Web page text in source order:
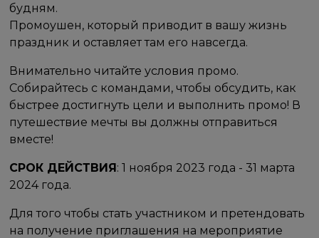
будням.
Промоушен, который приводит в вашу жизнь
праздник и оставляет там его навсегда.
Внимательно читайте условия промо.
Собирайтесь с командами, чтобы обсудить, как
быстрее достигнуть цели и выполнить промо! В
путешествие мечты вы должны отправиться
вместе!
СРОК ДЕЙСТВИЯ: 1 ноября 2023 года - 31 марта
2024 года.
Для того чтобы стать участником и претендовать
на получение приглашения на мероприятие